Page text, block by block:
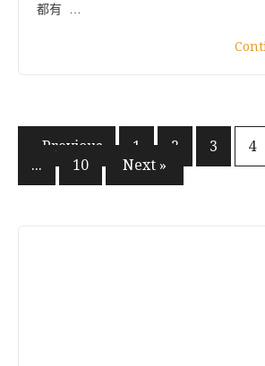
都有 …
文
章
« Previous 1 2 3 4
...
10 Next »